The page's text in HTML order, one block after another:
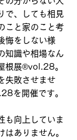
で、しても相見
こと家のこと考
悔をしない様
知識や相場なん
根展®︎vol.28。
失敗させませ
を開催です。
も向上していま
はありません。